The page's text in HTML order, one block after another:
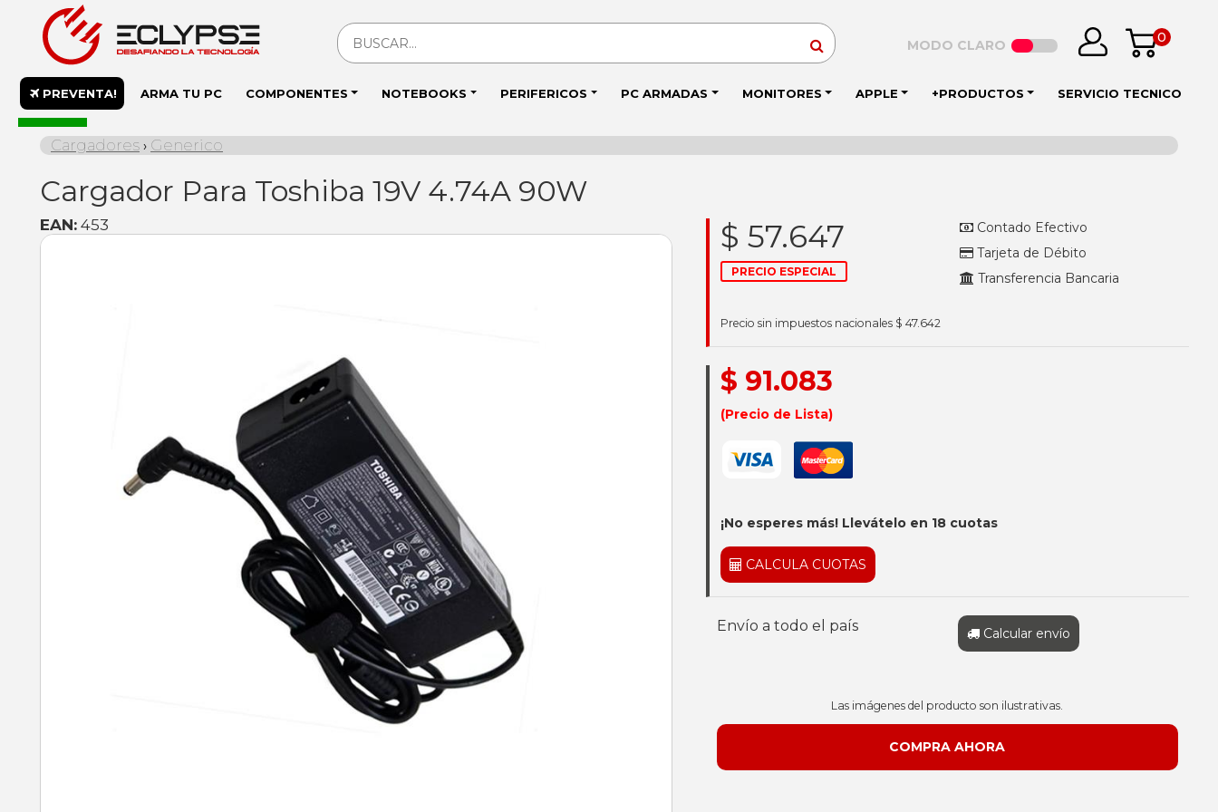
0
MODO CLARO
PREVENTA! ARMA TU PC COMPONENTES NOTEBOOKS PERIFERICOS PC ARMADAS MONITORES APPLE +PRODUCTOS SERVICIO TECNICO
Cargadores › Generico
Cargador Para Toshiba 19V 4.74A 90W
EAN: 453 $ 57.647
PRECIO ESPECIAL
Contado Efectivo
Tarjeta de Débito
Transferencia Bancaria
Precio sin impuestos nacionales $ 47.642
$ 91.083
(Precio de Lista)
¡No esperes más! Llevátelo en 18 cuotas
CALCULA CUOTAS
Envío a todo el país Calcular envío
En stock
Las imágenes del producto son ilustrativas.